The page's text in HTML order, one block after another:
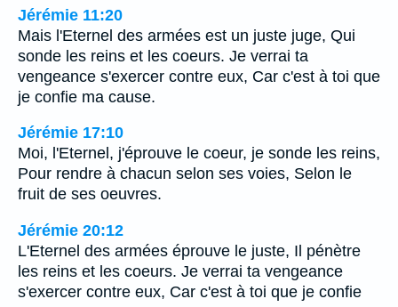
Jérémie 11:20
Mais l'Eternel des armées est un juste juge, Qui
sonde les reins et les coeurs. Je verrai ta
vengeance s'exercer contre eux, Car c'est à toi que
je confie ma cause.
Jérémie 17:10
Moi, l'Eternel, j'éprouve le coeur, je sonde les reins,
Pour rendre à chacun selon ses voies, Selon le
fruit de ses oeuvres.
Jérémie 20:12
L'Eternel des armées éprouve le juste, Il pénètre
les reins et les coeurs. Je verrai ta vengeance
s'exercer contre eux, Car c'est à toi que je confie